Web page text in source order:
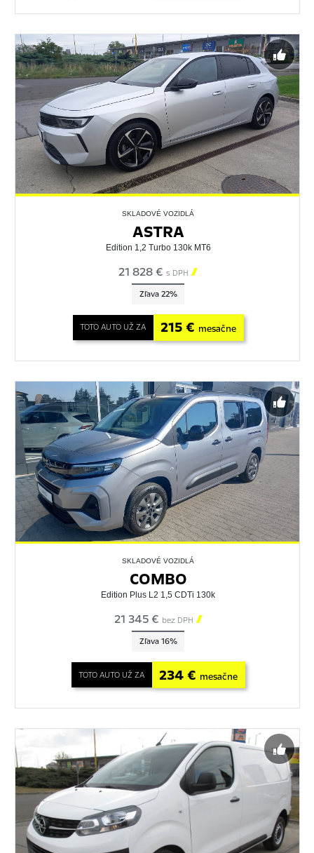
SKLADOVÉ VOZIDLÁ
ASTRA
Edition 1,2 Turbo 130k MT6
21 828 €s DPH 
Zľava 22%
TOTO AUTO UŽ ZA 215 € mesačne
SKLADOVÉ VOZIDLÁ
COMBO
Edition Plus L2 1,5 CDTi 130k
21 345 € bez DPH 
Zľava 16%
TOTO AUTO UŽ ZA 234 € mesačne